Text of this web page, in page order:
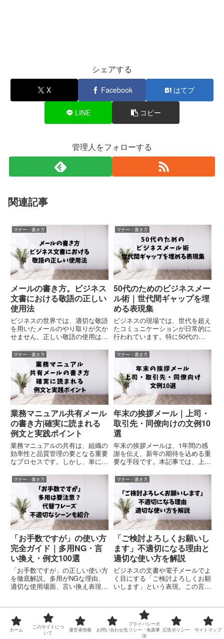
シェアする
X Facebook はてブ
LINE コピー
管理人をフォローする
関連記事
マナー・書き方
メールの書き方。ビジネス
文書における敬語の正しい
使用法
ビジネスの世界では、適切な敬語
を用いたメールのやり取りが欠か
せません。正しい敬語の使用は、
え、円滑なコミュニケーションを
促進します。本記事では、ビジネ
スメールにおける敬語の正しい使
用法について詳しく解説します。
こ...
マナー・書き方
50代のためのビジネスメー
ル術｜世代間ギャップを埋
める表現集
ビジネスの現場では、世代を超え
たコミュニケーションが日常的に
行われています。特に50代のビ
代とのメールでのやり取りに戸惑
うことはありませんか？「自分の
言葉遣いが古く感じられているの
では」「若手に伝わる表現がで
き...
マナー・書き方
業務マニュアル共有メール
の書き方|確実に読まれる
例文と実践ポイント
業務マニュアルの共有は、組織の
効率性と品質管理の要となる重要
なプロセスです。しかし、単にマ
は、十分な効果が得られないこと
が少なくありません。本記事で
は、確実に読まれ、実践される業
務マニュアル共有メールの書き方
をご...
マナー・書き方
年末の挨拶メール｜上司・
取引先・同僚向けの文例10
選
年末の挨拶メールは、1年間の感
謝を伝え、新年の期待を込める重
要な手段です。本記事では、上
ル文例を10選ご紹介します。そ
れぞれのシチュエーションに応じ
た表現を参考に、適切なメールを
作成してください。【関連記事】
【...
マナー・書き方
「お手数ですが」の使い方
完全ガイド｜多用NG・言
い換え・例文100選
「お手数ですが」の正しい使い方
を徹底解説。多用がNGな理由、
適切な使用場面、言い換え表現、
かる完全ガイド。
マナー・書き方
「ご検討よろしくお願いし
ます」不適切になる理由と
適切な使い方を解説
ビジネスの文書や電子メールでよ
く目にする「ご検討よろしくお願
いします」という表現。この言葉
可能性があります。相手への配慮
や文脈に応じて、より適切な表現
を選ぶことが重要です。関連記
事...
「お手数ですが宜しくお願いします」は
ホーム
このサイトにつ
いて
運営者情報 お問い合わせ先
プライバシーポ
リシー・免責事
項
広告ポリシー サイトマップ